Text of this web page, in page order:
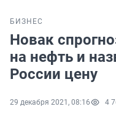
БИЗНЕС
Новак
на нефть и
России цену
29 декабря 2021, 08:16 4